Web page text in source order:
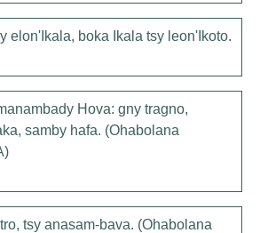
elon'Ikala, boka Ikala tsy leon'Ikoto.
Hova: gny tragno,
samby hafa. (Ohabolana
tsy anasam-bava. (Ohabolana